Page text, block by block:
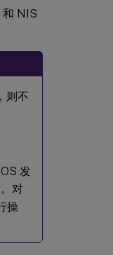
和 NIS
则不
发
对
操